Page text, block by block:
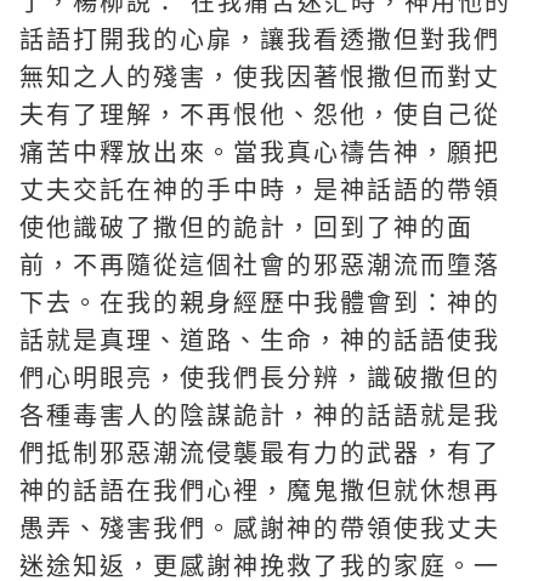
話語打開我的心扉，讓我看透撒但對我們
無知之人的殘害，使我因著恨撒但而對丈
夫有了理解，不再恨他、怨他，使自己從
痛苦中釋放出來。當我真心禱告神，願把
丈夫交託在神的手中時，是神話語的帶領
使他識破了撒但的詭計，回到了神的面
前，不再隨從這個社會的邪惡潮流而墮落
下去。在我的親身經歷中我體會到：神的
話就是真理、道路、生命，神的話語使我
們心明眼亮，使我們長分辨，識破撒但的
各種毒害人的陰謀詭計，神的話語就是我
們抵制邪惡潮流侵襲最有力的武器，有了
神的話語在我們心裡，魔鬼撒但就休想再
愚弄、殘害我們。感謝神的帶領使我丈夫
迷途知返，更感謝神挽救了我的家庭。一